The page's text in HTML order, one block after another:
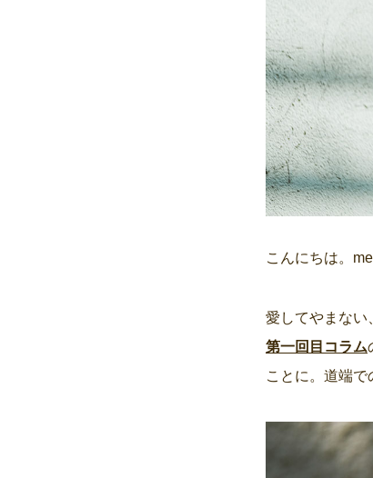
こんにちは。
愛してやまない
第一回目コラム
ことに。道端で